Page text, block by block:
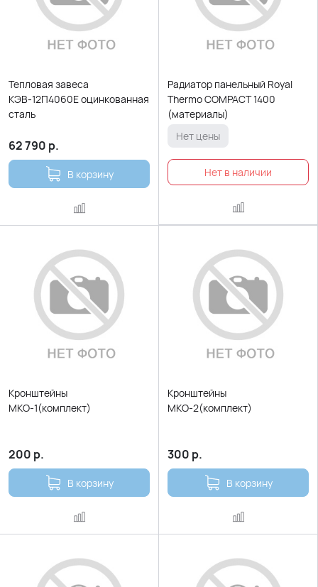
Тепловая завеса
КЭВ-12П4060Е оцинкованная
сталь
62 790 р.
В корзину
Радиатор панельный Royal
Thermo COMPACT 1400
(материалы)
Нет цены
Кронштейны
МКО-1(комплект)
200 р.
В корзину
Кронштейны
МКО-2(комплект)
300 р.
В корзину